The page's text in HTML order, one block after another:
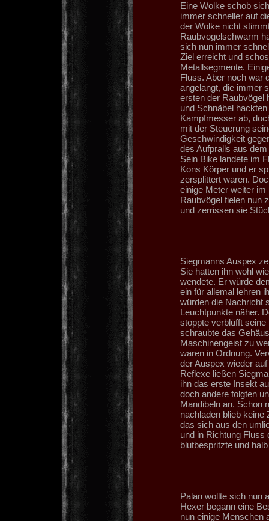
Eine Wolke schob
immer schneller auf
der Wolke nicht
Raubvogelschwarm
sich nun immer
Ziel erreicht und
Metallsegmente.
Fluss. Aber noch war
angelangt, die immer
ersten der Raubvögel
und Schnäbel
Kampfmesser ab,
mit der Steuerung
Geschwindigkeit
des Aufpralls aus
Sein Bike landete im
Kons Körper und er
zersplittert waren.
einige Meter weiter
Raubvögel fielen nun
und zerrissen sie
Siegmanns Auspex
Sie hatten ihn wohl
wendete. Er würde
ein für allemal lehren
würden die Nachricht
Leuchtpunkte näher.
stoppte verblüfft
schraubte das
Maschinengeist zu
waren in Ordnung.
der Auspex wieder
Reflexe ließen
ihn das erste Insekt
doch andere folgten
Mandibeln an. Schon
nachladen blieb keine
das sich aus den
und in Richtung Fluss
blutbespritzte und
Palan wollte sich nun
Hexer begann eine
nun einige Menschen